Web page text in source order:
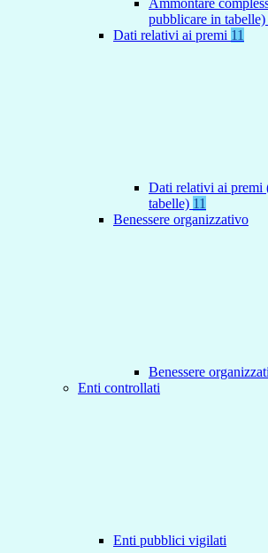
Ammontare
pubblicare in tabelle)
Dati relativi ai premi 11
Dati relativi ai premi
tabelle) 11
Benessere organizzativo
Benessere
Enti controllati
Enti pubblici vigilati